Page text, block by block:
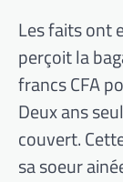
Les faits ont
perçoit la
francs CFA
Deux ans
couvert.
sa soeur